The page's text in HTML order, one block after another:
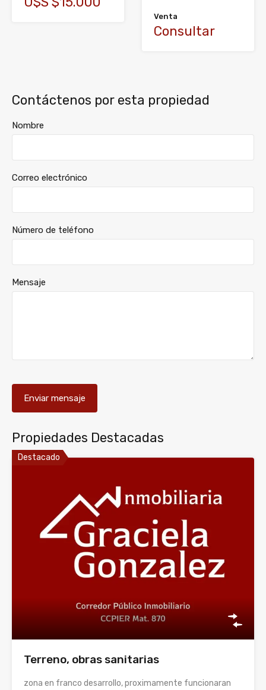
Venta
Consultar
Contáctenos por esta propiedad
Nombre
Correo electrónico
Número de teléfono
Mensaje
Propiedades Destacadas
Destacado
Terreno, obras sanitarias
zona en franco desarrollo, proximamente funcionaran